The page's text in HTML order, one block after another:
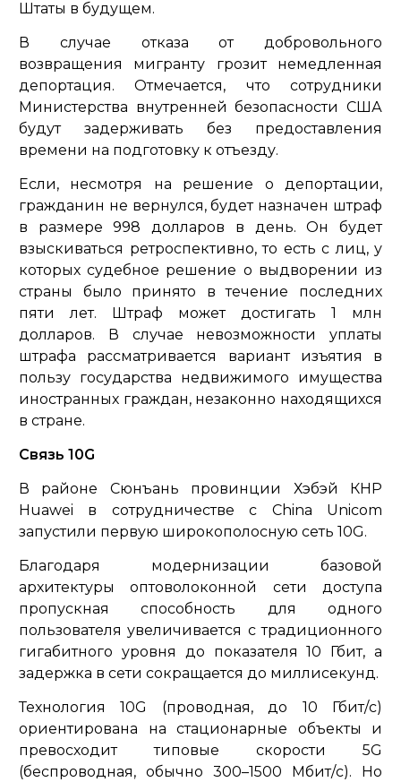
Штаты в будущем.
В случае отказа от добровольного
возвращения мигранту грозит немедленная
депортация. Отмечается, что сотрудники
Министерства внутренней безопасности США
будут задерживать без предоставления
времени на подготовку к отъезду.
Если, несмотря на решение о депортации,
гражданин не вернулся, будет назначен штраф
в размере 998 долларов в день. Он будет
взыскиваться ретроспективно, то есть с лиц, у
которых судебное решение о выдворении из
страны было принято в течение последних
пяти лет. Штраф может достигать 1 млн
долларов. В случае невозможности уплаты
штрафа рассматривается вариант изъятия в
пользу государства недвижимого имущества
иностранных граждан, незаконно находящихся
в стране.
Связь 10G
В районе Сюнъань провинции Хэбэй КНР
Huawei в сотрудничестве с China Unicom
запустили первую широкополосную сеть 10G.
Благодаря модернизации базовой
архитектуры оптоволоконной сети доступа
пропускная способность для одного
пользователя увеличивается с традиционного
гигабитного уровня до показателя 10 Гбит, а
задержка в сети сокращается до миллисекунд.
Технология 10G (проводная, до 10 Гбит/с)
ориентирована на стационарные объекты и
превосходит типовые скорости 5G
(беспроводная, обычно 300–1500 Мбит/с). Но